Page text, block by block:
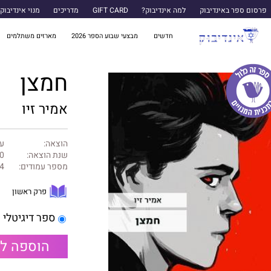
פרסום ספר באינדיבוק למה אינדיבוק? GIFT CARD מדריכים מנוי אינדיבוק
חדשים מבצעי שבוע הספר 2026 מארזים משתלמים
חמצן
אמיר זיו
הוצאה:
שנת הוצאה:
מספר עמודים:
פרק ראשון
ספר דיגיטלי
הוספה